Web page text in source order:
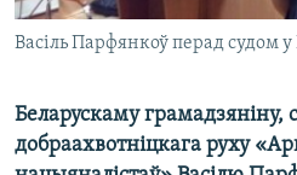
Васіль Парфянкоў перад судом у
Беларускаму грамадзяніну,
добраахвотніцкага руху